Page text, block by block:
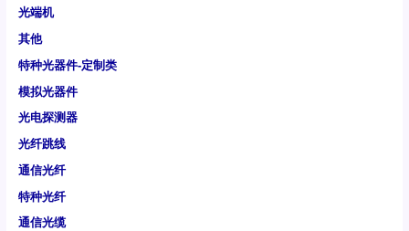
光端机
其他
特种光器件-定制类
模拟光器件
光电探测器
光纤跳线
通信光纤
特种光纤
通信光缆